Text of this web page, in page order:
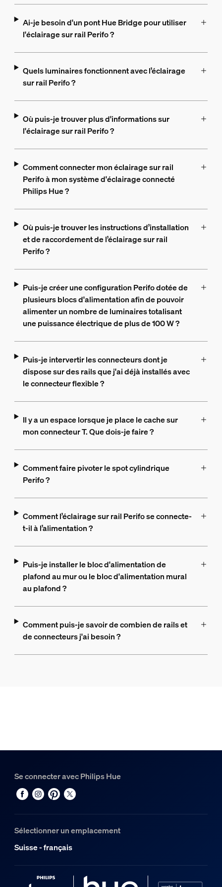
Ai-je besoin d'un pont Hue Bridge pour utiliser
l'éclairage sur rail Perifo ?
Quels luminaires fonctionnent avec l’éclairage
sur rail Perifo ?
Où puis-je trouver plus d'informations sur
l'éclairage sur rail Perifo ?
Comment connecter mon éclairage sur rail
Perifo à mon système d'éclairage connecté
Philips Hue ?
Où puis-je trouver les instructions d’installation
et de raccordement de l’éclairage sur rail
Perifo ?
Puis-je créer une configuration Perifo dotée de
plusieurs blocs d'alimentation afin de pouvoir
alimenter un nombre de luminaires totalisant
une puissance électrique de plus de 100 W ?
Puis-je intervertir les connecteurs dont je
dispose sur des rails que j'ai déjà installés avec
le connecteur flexible ?
Il y a un espace lorsque je place le cache sur
mon connecteur T. Que dois-je faire ?
Comment faire pivoter le spot cylindrique
Perifo ?
Comment l’éclairage sur rail Perifo se connecte-
t-il à l’alimentation ?
Puis-je installer le bloc d'alimentation de
plafond au mur ou le bloc d'alimentation mural
au plafond ?
Comment puis-je savoir de combien de rails et
de connecteurs j'ai besoin ?
Se connecter avec Philips Hue
Sélectionner un emplacement
Suisse - français